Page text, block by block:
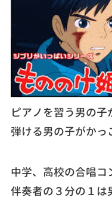
ピアノを習う男の子
弾ける男の子がかっ
中学、高校の合唱コ
伴奏者の３分の１は